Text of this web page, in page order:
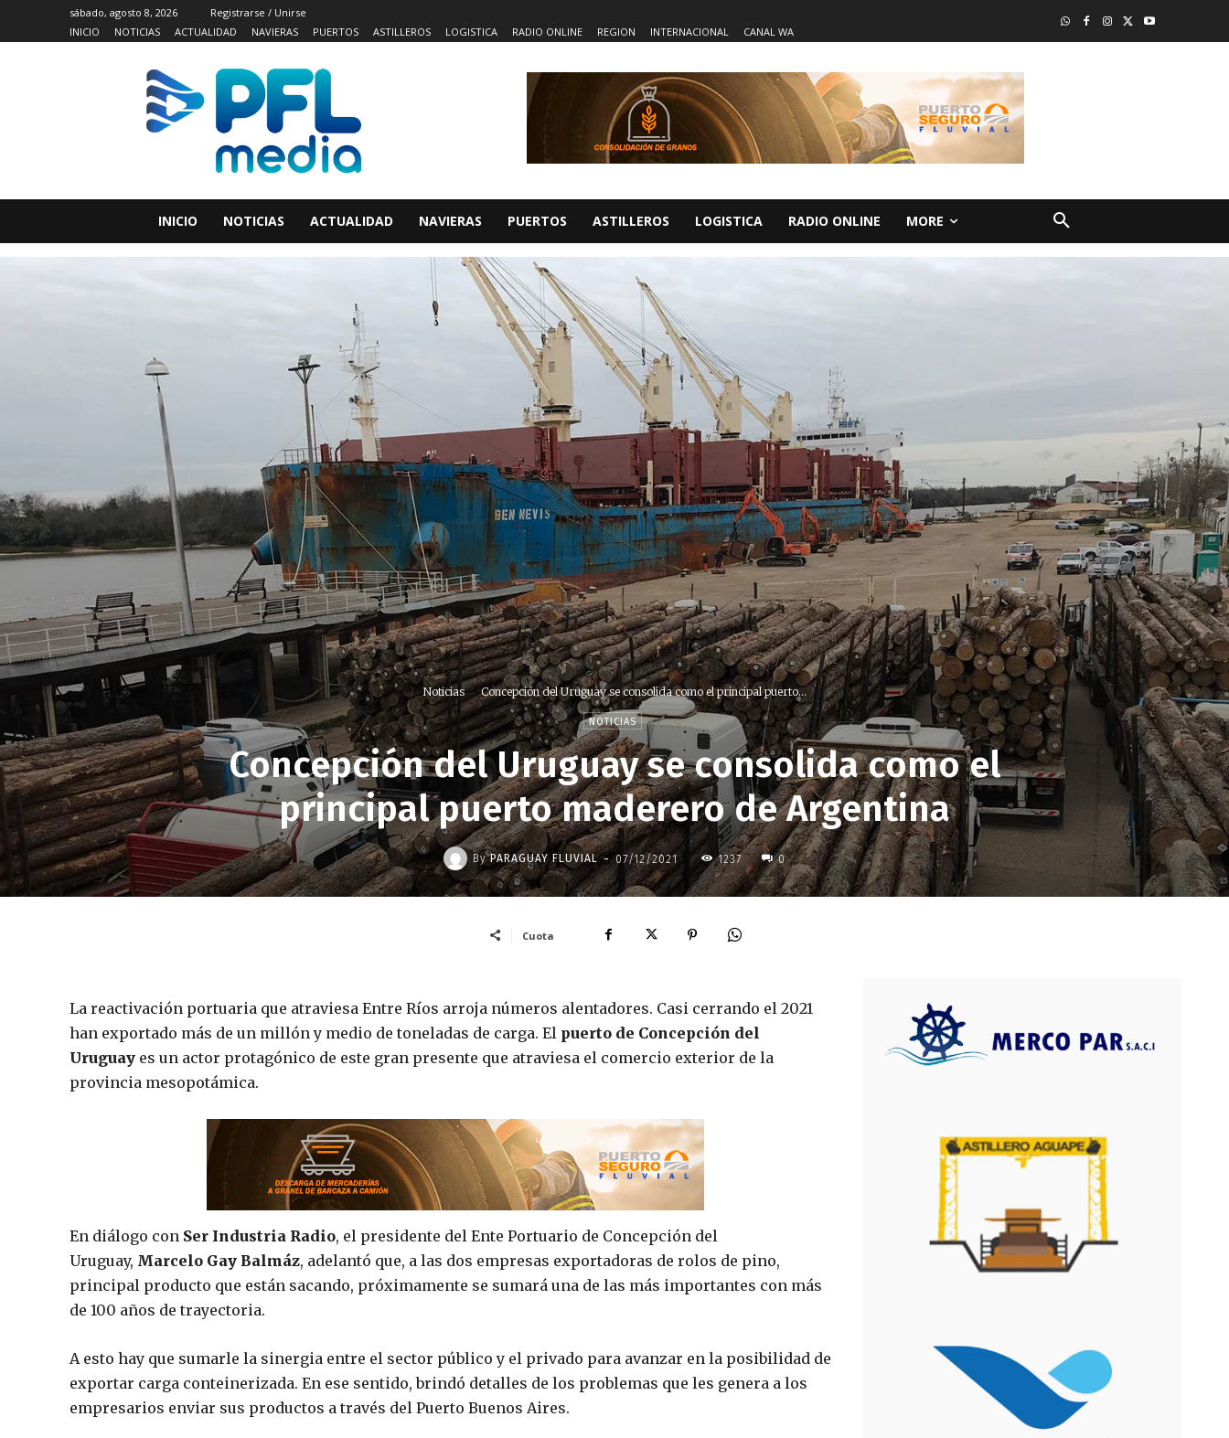
sábado, agosto 8, 2026
Registrarse / Unirse
INICIO
NOTICIAS ACTUALIDAD NAVIERAS PUERTOS ASTILLEROS LOGISTICA RADIO ONLINE REGION INTERNACIONAL CANAL WA
INICIO NOTICIAS ACTUALIDAD NAVIERAS PUERTOS ASTILLEROS LOGISTICA RADIO ONLINE MORE
Noticias Concepción del Uruguay se consolida como el principal puerto...
NOTICIAS
Concepción del Uruguay se consolida como el
principal puerto maderero de Argentina
By PARAGUAY FLUVIAL - 07/12/2021 1237 0
Cuota
La reactivación portuaria que atraviesa Entre Ríos arroja números alentadores. Casi cerrando el 2021
han exportado más de un millón y medio de toneladas de carga. El puerto de Concepción del
Uruguay es un actor protagónico de este gran presente que atraviesa el comercio exterior de la
provincia mesopotámica.
En diálogo con Ser Industria Radio, el presidente del Ente Portuario de Concepción del
Uruguay, Marcelo Gay Balmáz, adelantó que, a las dos empresas exportadoras de rolos de pino,
principal producto que están sacando, próximamente se sumará una de las más importantes con más
de 100 años de trayectoria.
A esto hay que sumarle la sinergia entre el sector público y el privado para avanzar en la posibilidad de
exportar carga conteinerizada. En ese sentido, brindó detalles de los problemas que les genera a los
empresarios enviar sus productos a través del Puerto Buenos Aires.